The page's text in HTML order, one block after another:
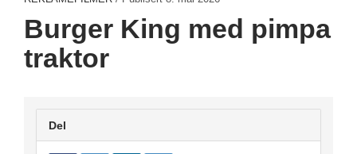
Burger King med pimpa
traktor
Del